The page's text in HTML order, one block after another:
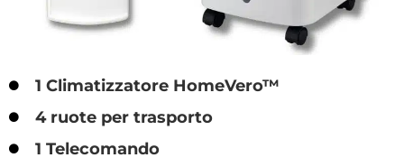
1 Climatizzatore HomeVero™
4 ruote per trasporto
1 Telecomando